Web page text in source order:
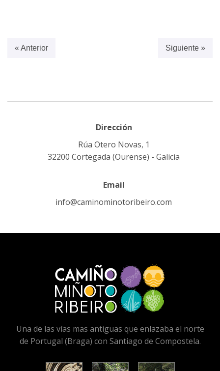
Siguiente »
« Anterior
Dirección
Rúa Otero Novas, 1
32200 Cortegada (Ourense) - Galicia
Email
info@caminominotoribeiro.com
Una de las vías mas antiguas que enlazaba el norte
de Portugal (Braga) con Santiago de Compostela.